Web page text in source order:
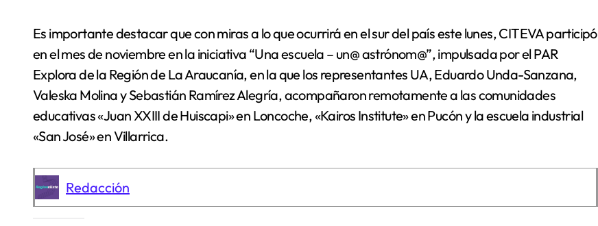
Es importante destacar que con miras a lo que ocurrirá en el sur del país este lunes, CITEVA participó
en el mes de noviembre en la iniciativa “Una escuela – un@ astrónom@”, impulsada por el PAR
Explora de la Región de La Araucanía, en la que los representantes UA, Eduardo Unda-Sanzana,
Valeska Molina y Sebastián Ramírez Alegría, acompañaron remotamente a las comunidades
educativas «Juan XXIII de Huiscapi» en Loncoche, «Kairos Institute» en Pucón y la escuela industrial
«San José» en Villarrica.
Redacción